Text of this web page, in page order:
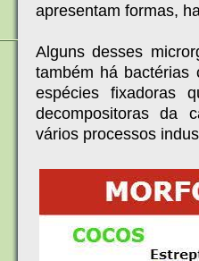
apresentam formas,
Alguns desses
também há
espécies fixadoras
decompositoras da
vários processos